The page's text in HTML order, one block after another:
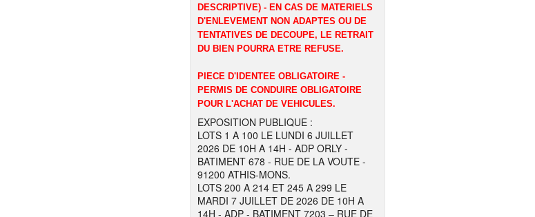
DESCRIPTIVE) - EN CAS DE MATERIELS
D'ENLEVEMENT NON ADAPTES OU DE
TENTATIVES DE DECOUPE, LE RETRAIT
DU BIEN POURRA ETRE REFUSE.
PIECE D'IDENTEE OBLIGATOIRE -
PERMIS DE CONDUIRE OBLIGATOIRE
POUR L'ACHAT DE VEHICULES.
EXPOSITION PUBLIQUE :
LOTS 1 A 100 LE LUNDI 6 JUILLET
2026 DE 10H A 14H - ADP ORLY -
BATIMENT 678 - RUE DE LA VOUTE -
91200 ATHIS-MONS.
LOTS 200 A 214 ET 245 A 299 LE
MARDI 7 JUILLET DE 2026 DE 10H A
14H - ADP - BATIMENT 7203 – RUE DE